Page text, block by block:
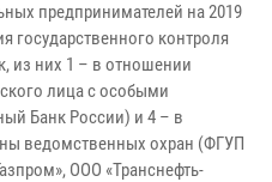
предпринимателей на 2019
государственного контроля
из них 1 – в отношении
лица с особыми
Банк России) и 4 – в
ведомственных охран (ФГУП
ООО «Транснефть-